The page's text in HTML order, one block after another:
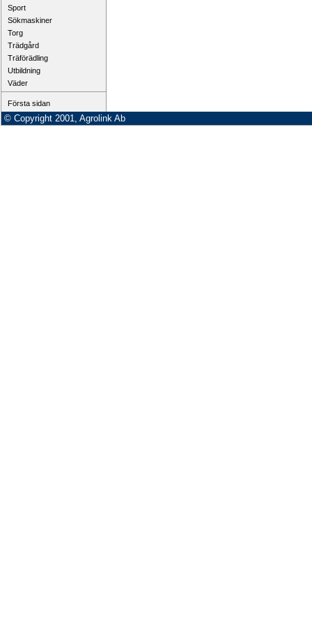
Sport
Sökmaskiner
Torg
Trädgård
Träförädling
Utbildning
Väder
Första sidan
© Copyright 2001, Agrolink Ab